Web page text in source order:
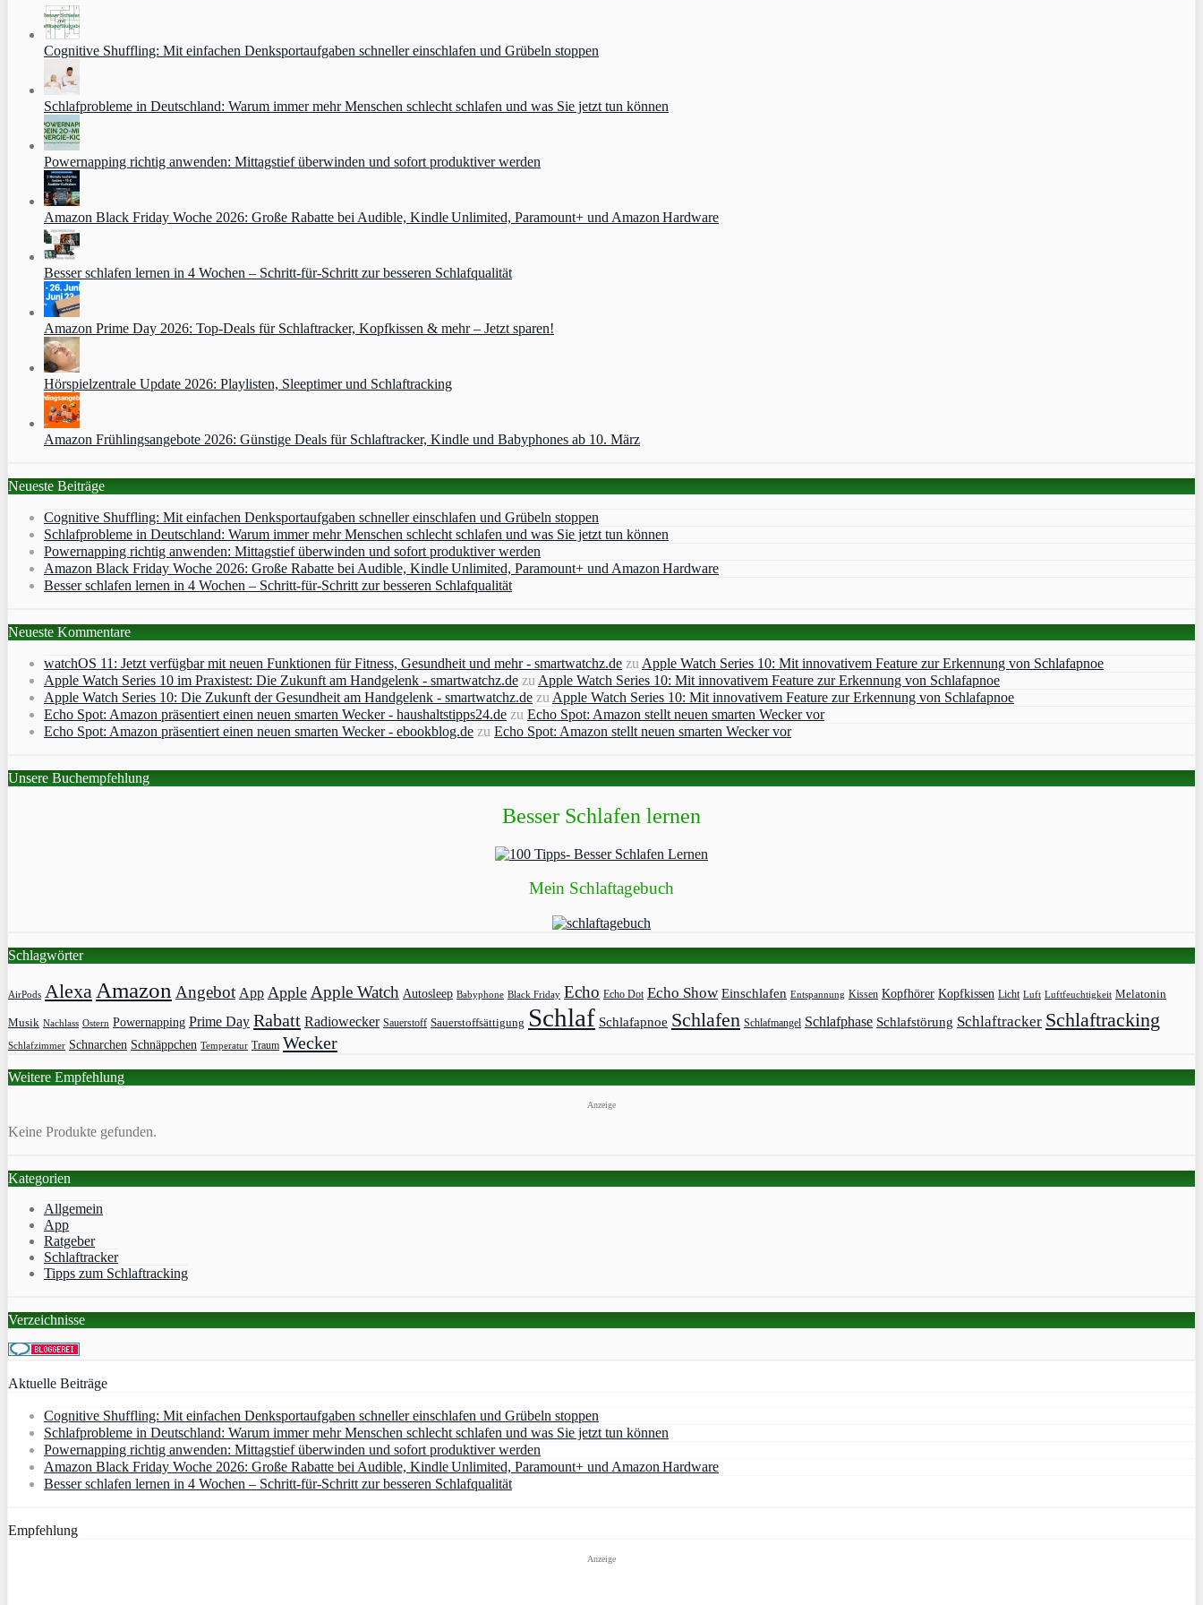
Cognitive Shuffling: Mit einfachen Denksportaufgaben schneller einschlafen und Grübeln stoppen
Schlafprobleme in Deutschland: Warum immer mehr Menschen schlecht schlafen und was Sie jetzt tun können
Powernapping richtig anwenden: Mittagstief überwinden und sofort produktiver werden
Amazon Black Friday Woche 2026: Große Rabatte bei Audible, Kindle Unlimited, Paramount+ und Amazon Hardware
Besser schlafen lernen in 4 Wochen – Schritt‑für‑Schritt zur besseren Schlafqualität
Amazon Prime Day 2026: Top-Deals für Schlaftracker, Kopfkissen & mehr – Jetzt sparen!
Hörspielzentrale Update 2026: Playlisten, Sleeptimer und Schlaftracking
Amazon Frühlingsangebote 2026: Günstige Deals für Schlaftracker, Kindle und Babyphones ab 10. März
Neueste Beiträge
Cognitive Shuffling: Mit einfachen Denksportaufgaben schneller einschlafen und Grübeln stoppen
Schlafprobleme in Deutschland: Warum immer mehr Menschen schlecht schlafen und was Sie jetzt tun können
Powernapping richtig anwenden: Mittagstief überwinden und sofort produktiver werden
Amazon Black Friday Woche 2026: Große Rabatte bei Audible, Kindle Unlimited, Paramount+ und Amazon Hardware
Besser schlafen lernen in 4 Wochen – Schritt‑für‑Schritt zur besseren Schlafqualität
Neueste Kommentare
watchOS 11: Jetzt verfügbar mit neuen Funktionen für Fitness, Gesundheit und mehr - smartwatchz.de zu Apple Watch Series 10: Mit innovativem Feature zur Erkennung von Schlafapnoe
Apple Watch Series 10 im Praxistest: Die Zukunft am Handgelenk - smartwatchz.de zu Apple Watch Series 10: Mit innovativem Feature zur Erkennung von Schlafapnoe
Apple Watch Series 10: Die Zukunft der Gesundheit am Handgelenk - smartwatchz.de zu Apple Watch Series 10: Mit innovativem Feature zur Erkennung von Schlafapnoe
Echo Spot: Amazon präsentiert einen neuen smarten Wecker - haushaltstipps24.de zu Echo Spot: Amazon stellt neuen smarten Wecker vor
Echo Spot: Amazon präsentiert einen neuen smarten Wecker - ebookblog.de zu Echo Spot: Amazon stellt neuen smarten Wecker vor
Unsere Buchempfehlung
Besser Schlafen lernen
Mein Schlaftagebuch
Schlagwörter
AirPods Alexa Amazon Angebot App Apple Apple Watch Autosleep Babyphone Black Friday Echo Echo Dot Echo Show Einschlafen Entspannung Kissen Kopfhörer Kopfkissen Licht Luft Luftfeuchtigkeit Melatonin
Musik Nachlass Ostern Powernapping Prime Day Rabatt Radiowecker Sauerstoff Sauerstoffsättigung Schlaf Schlafapnoe Schlafen Schlafmangel Schlafphase Schlafstörung Schlaftracker Schlaftracking
Schlafzimmer Schnarchen Schnäppchen Temperatur Traum Wecker
Weitere Empfehlung
Anzeige
Keine Produkte gefunden.
Kategorien
Allgemein
App
Ratgeber
Schlaftracker
Tipps zum Schlaftracking
Verzeichnisse
Aktuelle Beiträge
Cognitive Shuffling: Mit einfachen Denksportaufgaben schneller einschlafen und Grübeln stoppen
Schlafprobleme in Deutschland: Warum immer mehr Menschen schlecht schlafen und was Sie jetzt tun können
Powernapping richtig anwenden: Mittagstief überwinden und sofort produktiver werden
Amazon Black Friday Woche 2026: Große Rabatte bei Audible, Kindle Unlimited, Paramount+ und Amazon Hardware
Besser schlafen lernen in 4 Wochen – Schritt‑für‑Schritt zur besseren Schlafqualität
Empfehlung
Anzeige